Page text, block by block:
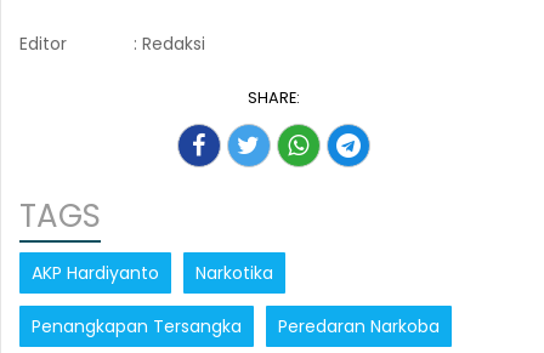
Editor : Redaksi
SHARE:
TAGS
AKP Hardiyanto Narkotika
Penangkapan Tersangka Peredaran Narkoba